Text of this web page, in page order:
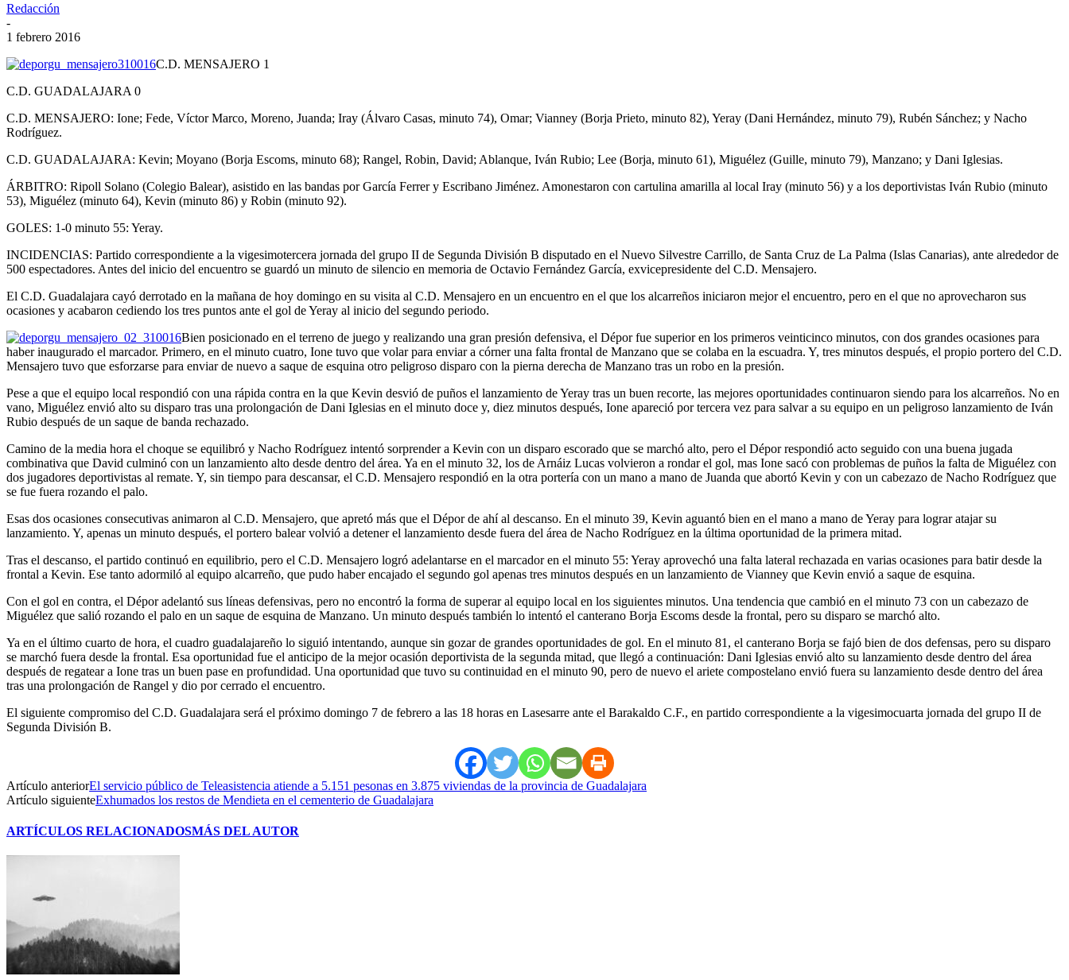
Redacción
-
1 febrero 2016
C.D. MENSAJERO 1
C.D. GUADALAJARA 0
C.D. MENSAJERO: Ione; Fede, Víctor Marco, Moreno, Juanda; Iray (Álvaro Casas, minuto 74), Omar; Vianney (Borja Prieto, minuto 82), Yeray (Dani Hernández, minuto 79), Rubén Sánchez; y Nacho
Rodríguez.
C.D. GUADALAJARA: Kevin; Moyano (Borja Escoms, minuto 68); Rangel, Robin, David; Ablanque, Iván Rubio; Lee (Borja, minuto 61), Miguélez (Guille, minuto 79), Manzano; y Dani Iglesias.
ÁRBITRO: Ripoll Solano (Colegio Balear), asistido en las bandas por García Ferrer y Escribano Jiménez. Amonestaron con cartulina amarilla al local Iray (minuto 56) y a los deportivistas Iván Rubio (minuto
53), Miguélez (minuto 64), Kevin (minuto 86) y Robin (minuto 92).
GOLES: 1-0 minuto 55: Yeray.
INCIDENCIAS: Partido correspondiente a la vigesimotercera jornada del grupo II de Segunda División B disputado en el Nuevo Silvestre Carrillo, de Santa Cruz de La Palma (Islas Canarias), ante alrededor de
500 espectadores. Antes del inicio del encuentro se guardó un minuto de silencio en memoria de Octavio Fernández García, exvicepresidente del C.D. Mensajero.
El C.D. Guadalajara cayó derrotado en la mañana de hoy domingo en su visita al C.D. Mensajero en un encuentro en el que los alcarreños iniciaron mejor el encuentro, pero en el que no aprovecharon sus
ocasiones y acabaron cediendo los tres puntos ante el gol de Yeray al inicio del segundo periodo.
Bien posicionado en el terreno de juego y realizando una gran presión defensiva, el Dépor fue superior en los primeros veinticinco minutos, con dos grandes ocasiones para
haber inaugurado el marcador. Primero, en el minuto cuatro, Ione tuvo que volar para enviar a córner una falta frontal de Manzano que se colaba en la escuadra. Y, tres minutos después, el propio portero del C.D.
Mensajero tuvo que esforzarse para enviar de nuevo a saque de esquina otro peligroso disparo con la pierna derecha de Manzano tras un robo en la presión.
Pese a que el equipo local respondió con una rápida contra en la que Kevin desvió de puños el lanzamiento de Yeray tras un buen recorte, las mejores oportunidades continuaron siendo para los alcarreños. No en
vano, Miguélez envió alto su disparo tras una prolongación de Dani Iglesias en el minuto doce y, diez minutos después, Ione apareció por tercera vez para salvar a su equipo en un peligroso lanzamiento de Iván
Rubio después de un saque de banda rechazado.
Camino de la media hora el choque se equilibró y Nacho Rodríguez intentó sorprender a Kevin con un disparo escorado que se marchó alto, pero el Dépor respondió acto seguido con una buena jugada
combinativa que David culminó con un lanzamiento alto desde dentro del área. Ya en el minuto 32, los de Arnáiz Lucas volvieron a rondar el gol, mas Ione sacó con problemas de puños la falta de Miguélez con
dos jugadores deportivistas al remate. Y, sin tiempo para descansar, el C.D. Mensajero respondió en la otra portería con un mano a mano de Juanda que abortó Kevin y con un cabezazo de Nacho Rodríguez que
se fue fuera rozando el palo.
Esas dos ocasiones consecutivas animaron al C.D. Mensajero, que apretó más que el Dépor de ahí al descanso. En el minuto 39, Kevin aguantó bien en el mano a mano de Yeray para lograr atajar su
lanzamiento. Y, apenas un minuto después, el portero balear volvió a detener el lanzamiento desde fuera del área de Nacho Rodríguez en la última oportunidad de la primera mitad.
Tras el descanso, el partido continuó en equilibrio, pero el C.D. Mensajero logró adelantarse en el marcador en el minuto 55: Yeray aprovechó una falta lateral rechazada en varias ocasiones para batir desde la
frontal a Kevin. Ese tanto adormiló al equipo alcarreño, que pudo haber encajado el segundo gol apenas tres minutos después en un lanzamiento de Vianney que Kevin envió a saque de esquina.
Con el gol en contra, el Dépor adelantó sus líneas defensivas, pero no encontró la forma de superar al equipo local en los siguientes minutos. Una tendencia que cambió en el minuto 73 con un cabezazo de
Miguélez que salió rozando el palo en un saque de esquina de Manzano. Un minuto después también lo intentó el canterano Borja Escoms desde la frontal, pero su disparo se marchó alto.
Ya en el último cuarto de hora, el cuadro guadalajareño lo siguió intentando, aunque sin gozar de grandes oportunidades de gol. En el minuto 81, el canterano Borja se fajó bien de dos defensas, pero su disparo
se marchó fuera desde la frontal. Esa oportunidad fue el anticipo de la mejor ocasión deportivista de la segunda mitad, que llegó a continuación: Dani Iglesias envió alto su lanzamiento desde dentro del área
después de regatear a Ione tras un buen pase en profundidad. Una oportunidad que tuvo su continuidad en el minuto 90, pero de nuevo el ariete compostelano envió fuera su lanzamiento desde dentro del área
tras una prolongación de Rangel y dio por cerrado el encuentro.
El siguiente compromiso del C.D. Guadalajara será el próximo domingo 7 de febrero a las 18 horas en Lasesarre ante el Barakaldo C.F., en partido correspondiente a la vigesimocuarta jornada del grupo II de
Segunda División B.
Artículo anteriorEl servicio público de Teleasistencia atiende a 5.151 pesonas en 3.875 viviendas de la provincia de Guadalajara
Artículo siguienteExhumados los restos de Mendieta en el cementerio de Guadalajara
ARTÍCULOS RELACIONADOSMÁS DEL AUTOR